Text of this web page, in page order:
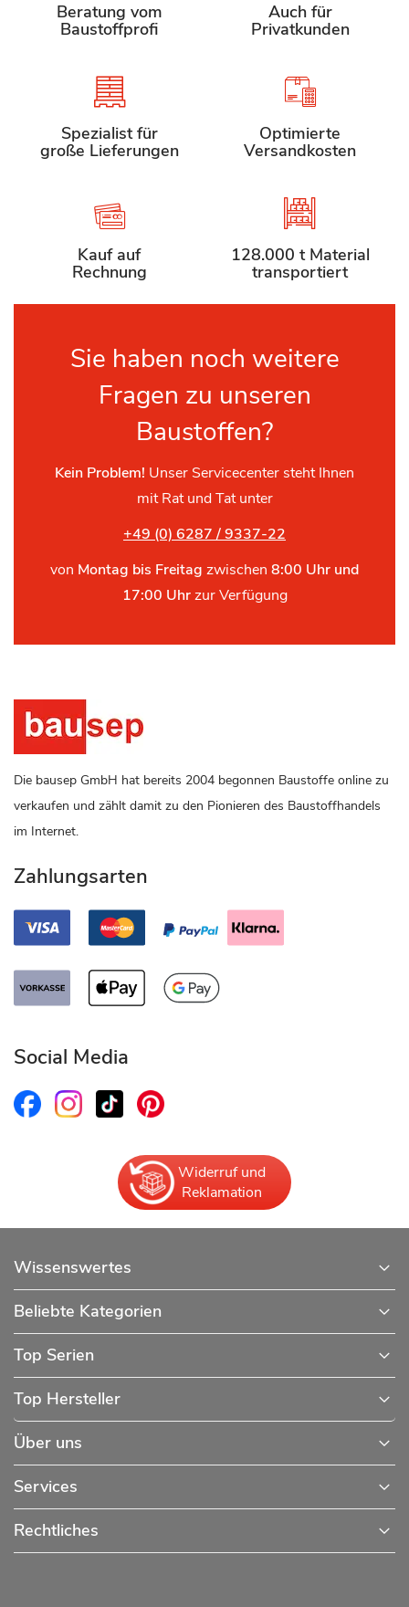
Beratung vom
Baustoffprofi
Auch für
Privatkunden
Spezialist für
große Lieferungen
Optimierte
Versandkosten
Kauf auf
Rechnung
128.000 t Material
transportiert
Sie haben noch weitere
Fragen zu unseren
Baustoffen?
Kein Problem! Unser Servicecenter steht Ihnen
mit Rat und Tat unter
+49 (0) 6287 / 9337-22
von Montag bis Freitag zwischen 8:00 Uhr und
17:00 Uhrzur Verfügung
Die bausep GmbH hat bereits 2004 begonnen Baustoffe online zu
verkaufen und zählt damit zu den Pionieren des Baustoffhandels
im Internet.
Zahlungsarten
Social Media
Widerruf und
Reklamation
Wissenswertes
Beliebte Kategorien
Top Serien
Top Hersteller
Über uns
Services
Rechtliches